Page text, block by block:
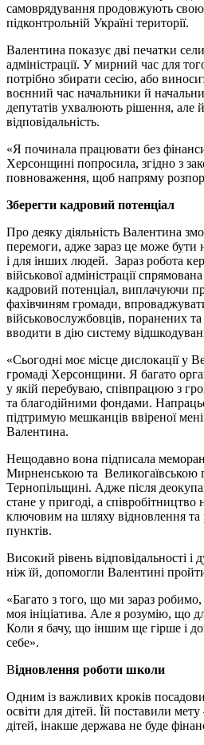
самоврядування продовжують свою
підконтрольній Україні території.
Валентина показує дві печатки
адміністрації. У мирний час для
потрібно збирати сесію, або
воєнний час начальники й
депутатів ухвалюють рішення, але
відповідальність.
«Я починала працювати без
Херсонщині попросила, згідно з
повноваження, щоб напряму
Зберегти кадровий потенціал
Про деяку діяльність Валентина
перемоги, адже зараз це може бути
і для інших людей. Зараз робота
військової адміністрації
кадровий потенціал, виплачуючи
фахівчиням громади,
військовослужбовців, поранених
вводити в дію систему
«Сьогодні моє місце дислокації у
громаді Херсонщини. Я багато
у якій перебуваю, співпрацюю з
та благодійними фондами.
підтримую мешканців ввіреної
Валентина.
Нещодавно вона підписала
Мирненською та Великогаївською
Тернопільщині. Адже після
стане у пригоді, а співробітництво
ключовим на шляху відновлення та
пунктів.
Високий рівень відповідальності
ніж їй, допомогли Валентині
«Багато з того, що ми зараз
моя ініціатива. Але я розумію, що
Коли я бачу, що іншим ще гірше і
себе».
Відновлення роботи школи
Одним із важливих кроків
освіти для дітей. Їй поставили
дітей, інакше держава не буде